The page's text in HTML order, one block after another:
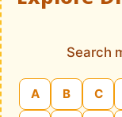
Search
A B C